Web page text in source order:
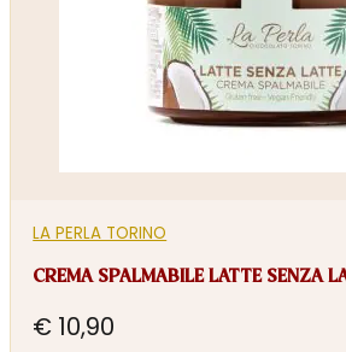
LA PERLA TORINO
CREMA SPALMABILE LATTE SENZA
€ 10,90